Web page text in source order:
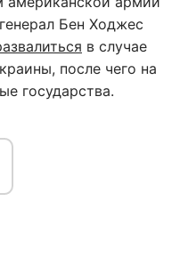
Бен Ходжес
в случае
после чего на
государства.